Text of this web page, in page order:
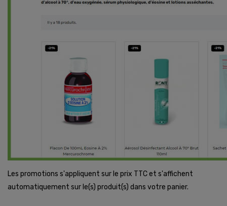
Les promotions s'appliquent sur le prix TTC et s'affichent
automatiquement sur le(s) produit(s) dans votre panier.